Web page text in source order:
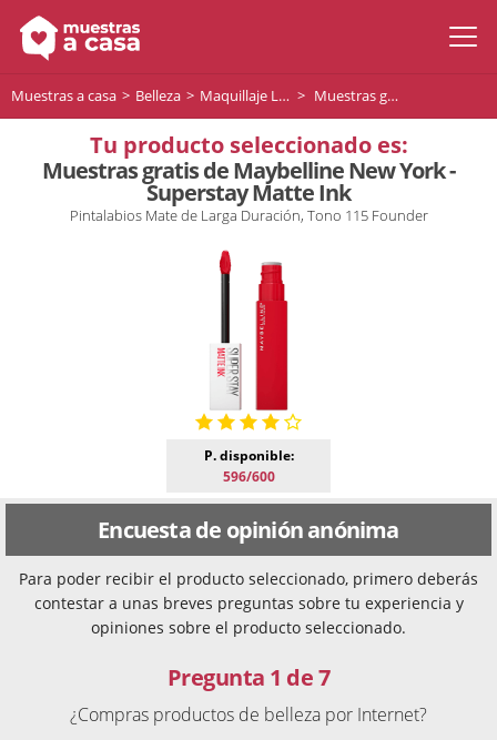
Muestras a casa Belleza Maquillaje Labios Muestras gratis de Maybelline New York - Superstay Matte Ink
Tu producto seleccionado es:
Muestras gratis de Maybelline New York -
Superstay Matte Ink
Pintalabios Mate de Larga Duración, Tono 115 Founder
P. disponible:
596/600
Encuesta de opinión anónima
Para poder recibir el producto seleccionado, primero deberás
contestar a unas breves preguntas sobre tu experiencia y
opiniones sobre el producto seleccionado.
Pregunta 1 de 7
¿Compras productos de belleza por Internet?